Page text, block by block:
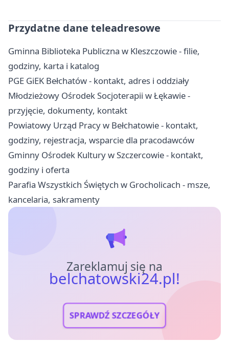
Przydatne dane teleadresowe
Gminna Biblioteka Publiczna w Kleszczowie - filie,
godziny, karta i katalog
PGE GiEK Bełchatów - kontakt, adres i oddziały
Młodzieżowy Ośrodek Socjoterapii w Łękawie -
przyjęcie, dokumenty, kontakt
Powiatowy Urząd Pracy w Bełchatowie - kontakt,
godziny, rejestracja, wsparcie dla pracodawców
Gminny Ośrodek Kultury w Szczercowie - kontakt,
godziny i oferta
Parafia Wszystkich Świętych w Grocholicach - msze,
kancelaria, sakramenty
Zareklamuj się na
belchatowski24.pl!
SPRAWDŹ SZCZEGÓŁY